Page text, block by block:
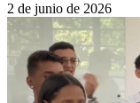
2 de junio de 2026